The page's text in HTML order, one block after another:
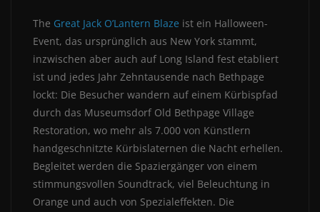
The Great Jack O’Lantern Blaze ist ein Halloween-
Event, das ursprünglich aus New York stammt,
inzwischen aber auch auf Long Island fest etabliert
ist und jedes Jahr Zehntausende nach Bethpage
lockt: Die Besucher wandern auf einem Kürbispfad
durch das Museumsdorf Old Bethpage Village
Restoration, wo mehr als 7.000 von Künstlern
handgeschnitzte Kürbislaternen die Nacht erhellen.
Begleitet werden die Spaziergänger von einem
stimmungsvollen Soundtrack, viel Beleuchtung in
Orange und auch von Spezialeffekten. Die